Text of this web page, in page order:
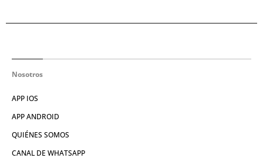
Nosotros
APP IOS
APP ANDROID
QUIÉNES SOMOS
CANAL DE WHATSAPP